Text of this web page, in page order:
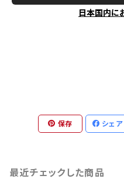
日本国内に
保存 シェア
最近チェックした商品